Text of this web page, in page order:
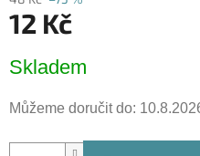
12 Kč
cena:
Skladem
Můžeme doručit do: